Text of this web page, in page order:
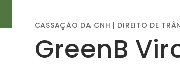
CASSAÇÃO DA CNH | DIREITO DE
GreenB